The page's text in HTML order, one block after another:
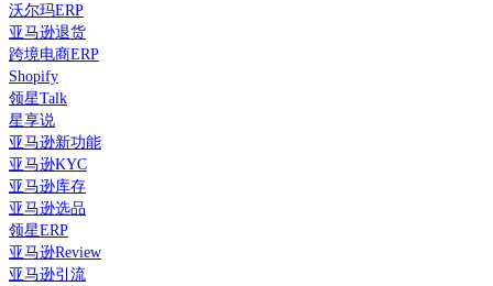
沃尔玛ERP
亚马逊退货
跨境电商ERP
Shopify
领星Talk
星享说
亚马逊新功能
亚马逊KYC
亚马逊库存
亚马逊选品
领星ERP
亚马逊Review
亚马逊引流